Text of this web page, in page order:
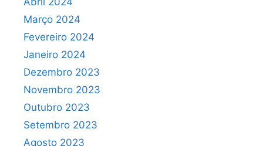
Março 2024
Fevereiro 2024
Janeiro 2024
Dezembro 2023
Novembro 2023
Outubro 2023
Setembro 2023
Agosto 2023